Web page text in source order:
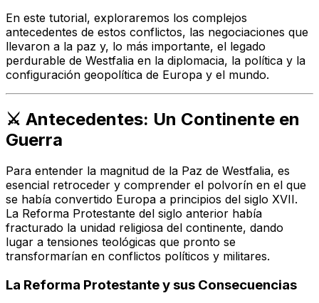
En este tutorial, exploraremos los complejos
antecedentes de estos conflictos, las negociaciones que
llevaron a la paz y, lo más importante, el legado
perdurable de Westfalia en la diplomacia, la política y la
configuración geopolítica de Europa y el mundo.
⚔️ Antecedentes: Un Continente en
Guerra
Para entender la magnitud de la Paz de Westfalia, es
esencial retroceder y comprender el polvorín en el que
se había convertido Europa a principios del siglo XVII.
La Reforma Protestante del siglo anterior había
fracturado la unidad religiosa del continente, dando
lugar a tensiones teológicas que pronto se
transformarían en conflictos políticos y militares.
La Reforma Protestante y sus Consecuencias